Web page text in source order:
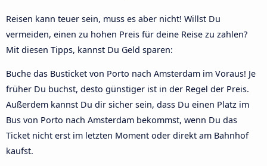
Reisen kann teuer sein, muss es aber nicht! Willst Du
vermeiden, einen zu hohen Preis für deine Reise zu zahlen?
Mit diesen Tipps, kannst Du Geld sparen:
Buche das Busticket von Porto nach Amsterdam im Voraus! Je
früher Du buchst, desto günstiger ist in der Regel der Preis.
Außerdem kannst Du dir sicher sein, dass Du einen Platz im
Bus von Porto nach Amsterdam bekommst, wenn Du das
Ticket nicht erst im letzten Moment oder direkt am Bahnhof
kaufst.